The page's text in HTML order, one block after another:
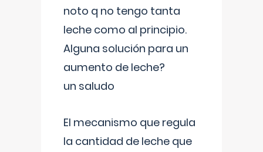
noto q no tengo tanta
leche como al principio.
Alguna solución para un
aumento de leche?
un saludo
El mecanismo que regula
la cantidad de leche que